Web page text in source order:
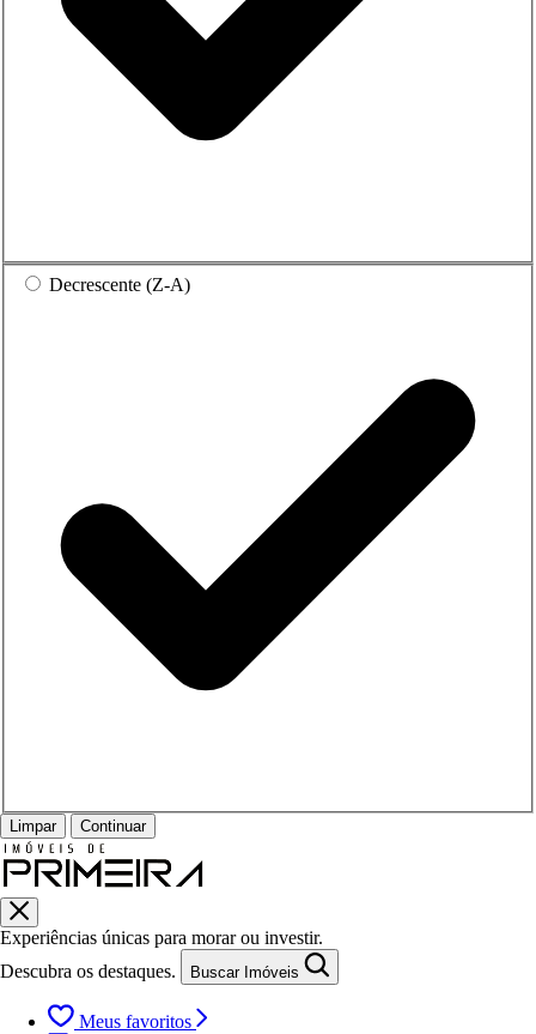
Decrescente (Z-A)
Limpar Continuar
Experiências únicas para morar ou investir.
Descubra os destaques.
Buscar Imóveis
Meus favoritos